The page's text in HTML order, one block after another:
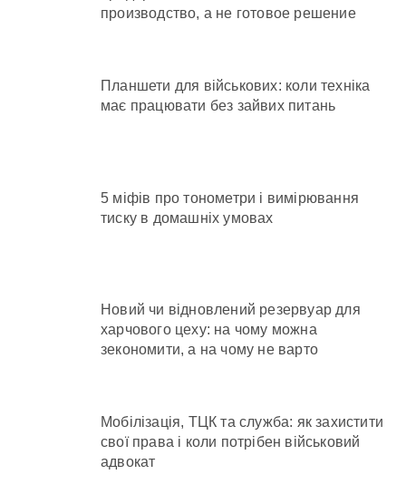
производство, а не готовое решение
Планшети для військових: коли техніка
має працювати без зайвих питань
5 міфів про тонометри і вимірювання
тиску в домашніх умовах
Новий чи відновлений резервуар для
харчового цеху: на чому можна
зекономити, а на чому не варто
Мобілізація, ТЦК та служба: як захистити
свої права і коли потрібен військовий
адвокат